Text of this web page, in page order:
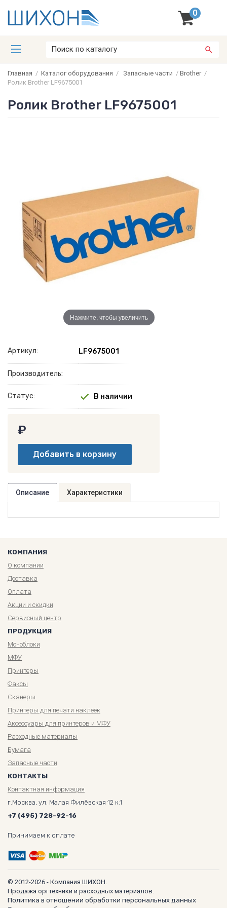
0
Главная / Каталог оборудования / Запасные части / Brother/
Ролик Brother LF9675001
Ролик Brother LF9675001
Нажмите, чтобы увеличить
Артикул: LF9675001
Производитель:
Статус: В наличии
₽
Описание Характеристики
КОМПАНИЯ
О компании
Доставка
Оплата
Акции и скидки
Сервисный центр
ПРОДУКЦИЯ
Моноблоки
МФУ
Принтеры
Факсы
Сканеры
Принтеры для печати наклеек
Аксессуары для принтеров и МФУ
Расходные материалы
Бумага
Запасные части
КОНТАКТЫ
Контактная информация
г.Москва, ул. Малая Филёвская 12 к.1
+7 (495) 728-92-16
Принимаем к оплате
© 2012-2026 - Компания ШИХОН.
Продажа оргтехники и расходных материалов.
Политика в отношении обработки персональных данных